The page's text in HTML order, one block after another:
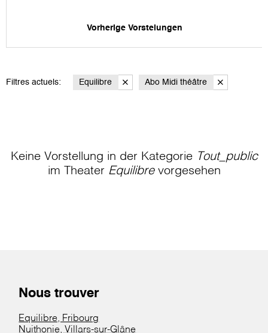
Vorherige Vorstelungen
Filtres actuels: Equilibre Abo Midi théâtre
Keine Vorstellung in der Kategorie Tout_public
im Theater Equilibrevorgesehen
Nous trouver
Equilibre, Fribourg
Nuithonie, Villars-sur-Glâne